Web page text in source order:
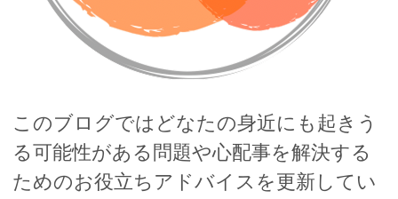
このブログではどなたの身近にも起きう
る可能性がある問題や心配事を解決する
ためのお役立ちアドバイスを更新してい